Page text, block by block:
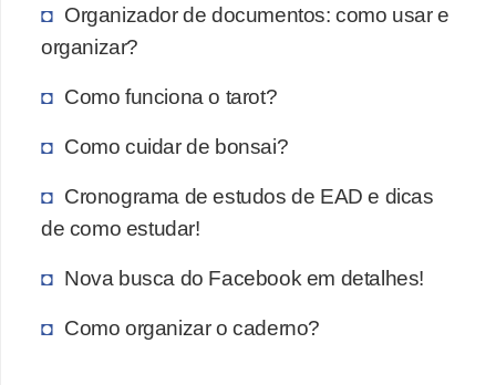
Organizador de documentos: como usar e
organizar?
Como funciona o tarot?
Como cuidar de bonsai?
Cronograma de estudos de EAD e dicas
de como estudar!
Nova busca do Facebook em detalhes!
Como organizar o caderno?